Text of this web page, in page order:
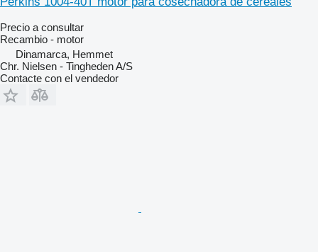
Precio a consultar
Recambio - motor
Dinamarca, Hemmet
Chr. Nielsen - Tingheden A/S
Contacte con el vendedor